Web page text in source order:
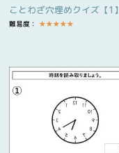
ことわざ穴埋めクイズ【1】
難易度： ★★★★★